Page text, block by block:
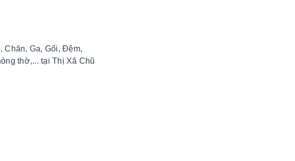
Chăn, Ga, Gối, Đệm,
thờ,... tại Thị Xã Chũ